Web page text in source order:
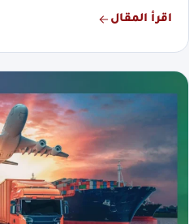
اقرأ المقال